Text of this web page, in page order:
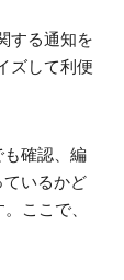
する通知を
ズして利便
確認、編
いるかど
ここで、